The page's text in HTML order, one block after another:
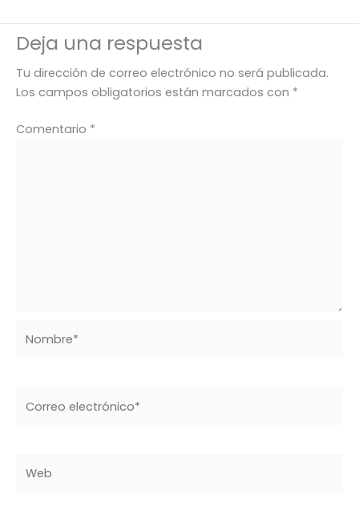
Deja una respuesta
Tu dirección de correo electrónico no será publicada.
Los campos obligatorios están marcados con *
Comentario *
electrónico*